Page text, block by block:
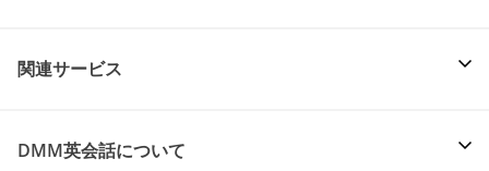
関連サービス
DMM英会話について